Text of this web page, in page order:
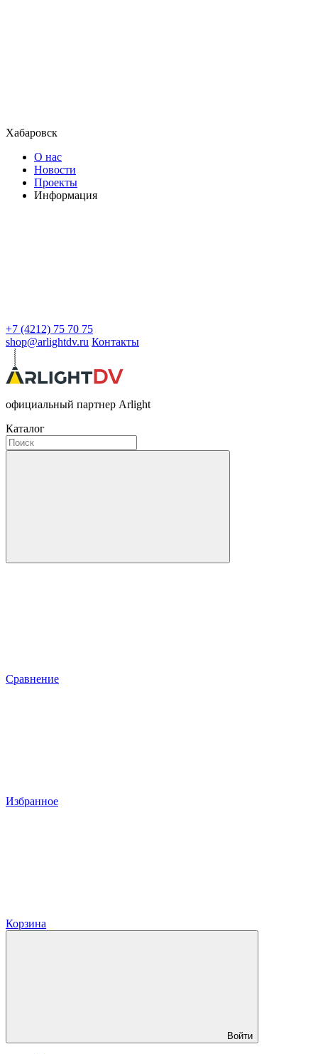
Хабаровск
О нас
Новости
Проекты
Информация
+7 (4212) 75 70 75
shop@arlightdv.ru Контакты
официальный партнер Arlight
Каталог
Сравнение
Избранное
Корзина
Войти